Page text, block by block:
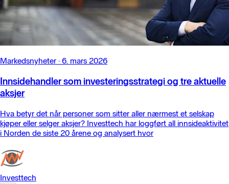
Markedsnyheter · 6. mars 2026
Innsidehandler som investeringsstrategi og tre aktuelle
aksjer
Hva betyr det når personer som sitter aller nærmest et selskap
kjøper eller selger aksjer? Investtech har loggført all innsideaktivitet
i Norden de siste 20 årene og analysert hvor
Investtech